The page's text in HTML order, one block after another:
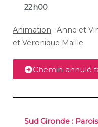
22h00
Animation : Anne et
et Véronique Maille
Chemin annulé
Sud Gironde :